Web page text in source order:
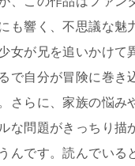
も響く、不思議な魅
女が兄を追いかけて
で自分が冒険に巻き
さらに、家族の悩み
な問題がきっちり描
んです。読んでいる